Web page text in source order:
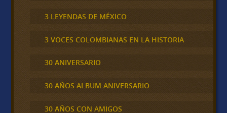
3 LEYENDAS DE MÉXICO
3 VOCES COLOMBIANAS EN LA HISTORIA
30 ANIVERSARIO
30 AÑOS ALBUM ANIVERSARIO
30 AÑOS CON AMIGOS